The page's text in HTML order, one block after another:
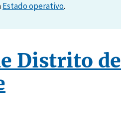
Estado operativo.
Distrito de